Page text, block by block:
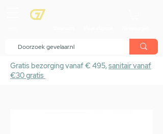
Gratis bezorging vanaf € 495,sanitair vanaf
€30 gratis